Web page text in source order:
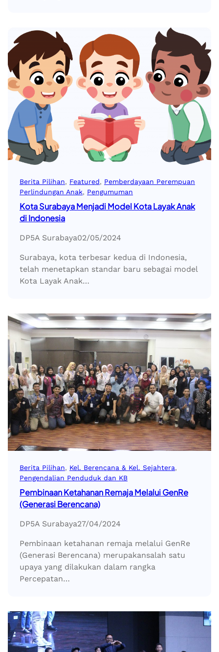
Berita Pilihan, Featured, Pemberdayaan Perempuan
Perlindungan Anak, Pengumuman
Kota Surabaya Menjadi Model Kota Layak Anak
di Indonesia
DP5A Surabaya02/05/2024
Surabaya, kota terbesar kedua di Indonesia,
telah menetapkan standar baru sebagai model
Kota Layak Anak…
Berita Pilihan, Kel. Berencana & Kel. Sejahtera
Pengendalian Penduduk dan KB
Pembinaan Ketahanan Remaja Melalui GenRe
(Generasi Berencana)
DP5A Surabaya27/04/2024
Pembinaan ketahanan remaja melalui GenRe
(Generasi Berencana) merupakansalah satu
upaya yang dilakukan dalam rangka
Percepatan…